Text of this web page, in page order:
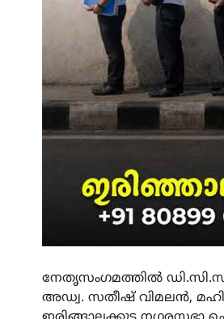
നേതൃസംഗമത്തിൽ
അഡ്വ. സതീഷ് വിമലൻ,